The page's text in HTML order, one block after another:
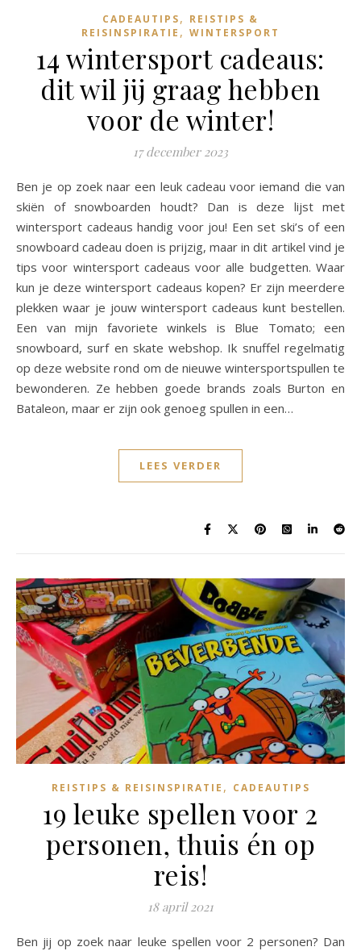
CADEAUTIPS, REISTIPS &
REISINSPIRATIE , WINTERSPORT
14 wintersport cadeaus:
dit wil jij graag hebben
voor de winter!
17 december 2023
Ben je op zoek naar een leuk cadeau voor iemand die van
skiën of snowboarden houdt? Dan is deze lijst met
wintersport cadeaus handig voor jou! Een set ski’s of een
snowboard cadeau doen is prijzig, maar in dit artikel vind je
tips voor wintersport cadeaus voor alle budgetten. Waar
kun je deze wintersport cadeaus kopen? Er zijn meerdere
plekken waar je jouw wintersport cadeaus kunt bestellen.
Een van mijn favoriete winkels is Blue Tomato; een
snowboard, surf en skate webshop. Ik snuffel regelmatig
op deze website rond om de nieuwe wintersportspullen te
bewonderen. Ze hebben goede brands zoals Burton en
Bataleon, maar er zijn ook genoeg spullen in een…
LEES VERDER
REISTIPS & REISINSPIRATIE , CADEAUTIPS
19 leuke spellen voor 2
personen, thuis én op
reis!
18 april 2021
Ben jij op zoek naar leuke spellen voor 2 personen? Dan